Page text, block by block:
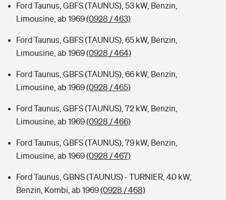
Ford Taunus, GBFS (TAUNUS), 53 kW, Benzin,
Limousine, ab 1969(0928 / 463)
Ford Taunus, GBFS (TAUNUS), 65 kW, Benzin,
Limousine, ab 1969(0928 / 464)
Ford Taunus, GBFS (TAUNUS), 66 kW, Benzin,
Limousine, ab 1969(0928 / 465)
Ford Taunus, GBFS (TAUNUS), 72 kW, Benzin,
Limousine, ab 1969(0928 / 466)
Ford Taunus, GBFS (TAUNUS), 79 kW, Benzin,
Limousine, ab 1969(0928 / 467)
Ford Taunus, GBNS (TAUNUS) - TURNIER, 40 kW,
Benzin, Kombi, ab 1969(0928 / 468)